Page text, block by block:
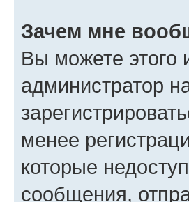
Зачем мне
Вы можете этого
администратор
менее
которые
сообщения,